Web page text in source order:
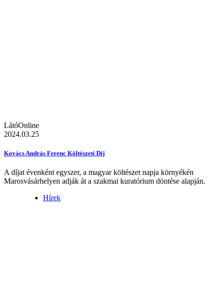
LátóOnline
2024.03.25
Kovács András Ferenc Költészeti Díj
A díjat évenként egyszer, a magyar költészet napja környékén
Marosvásárhelyen adják át a szakmai kuratórium döntése alapján.
Hírek